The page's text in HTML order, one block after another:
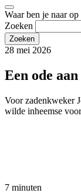
Waar ben je naar op
Zoeken
28 mei 2026
Een ode
Voor zadenkweker
wilde inheemse
7 minuten